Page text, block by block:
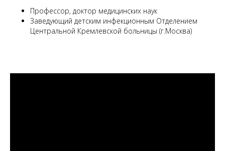
Профессор, доктор медицинских наук
Заведующий детским инфекционным Отделением
Центральной Кремлевской больницы (г.Москва)